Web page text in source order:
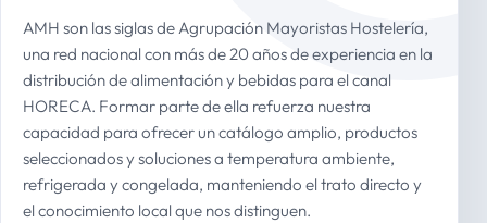
AMH son las siglas de Agrupación Mayoristas Hostelería,
una red nacional con más de 20 años de experiencia en la
distribución de alimentación y bebidas para el canal
HORECA. Formar parte de ella refuerza nuestra
capacidad para ofrecer un catálogo amplio, productos
seleccionados y soluciones a temperatura ambiente,
refrigerada y congelada, manteniendo el trato directo y
el conocimiento local que nos distinguen.